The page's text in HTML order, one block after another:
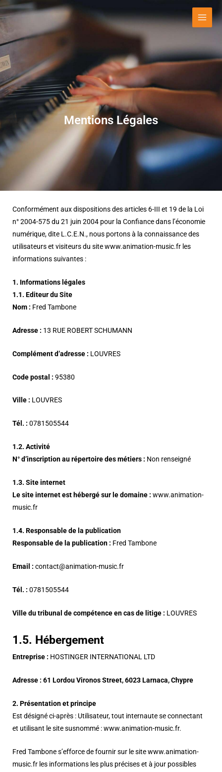
Aller
au
Mentions Légales
Conformément aux dispositions des articles 6-III et 19 de la Loi
n° 2004-575 du 21 juin 2004 pour la Confiance dans l’économie
numérique, dite L.C.E.N., nous portons à la connaissance des
utilisateurs et visiteurs du site www.animation-music.fr les
informations suivantes :
1. Informations légales
1.1. Editeur du Site
Nom : Fred Tambone
Adresse : 13 RUE ROBERT SCHUMANN
Complément d’adresse : LOUVRES
Code postal : 95380
Ville : LOUVRES
Tél. : 0781505544
1.2. Activité
N° d’inscription au répertoire des métiers : Non renseigné
1.3. Site internet
Le site internet est hébergé sur le domaine : www.animation-
music.fr
1.4. Responsable de la publication
Responsable de la publication : Fred Tambone
Email : contact@animation-music.fr
Tél. : 0781505544
Ville du tribunal de compétence en cas de litige : LOUVRES
1.5. Hébergement
Entreprise : HOSTINGER INTERNATIONAL LTD
Adresse : 61 Lordou Vironos Street, 6023 Larnaca, Chypre
2. Présentation et principe
Est désigné ci-après : Utilisateur, tout internaute se connectant
et utilisant le site susnommé : www.animation-music.fr.
Fred Tambone s’efforce de fournir sur le site www.animation-
music.fr les informations les plus précises et à jour possibles